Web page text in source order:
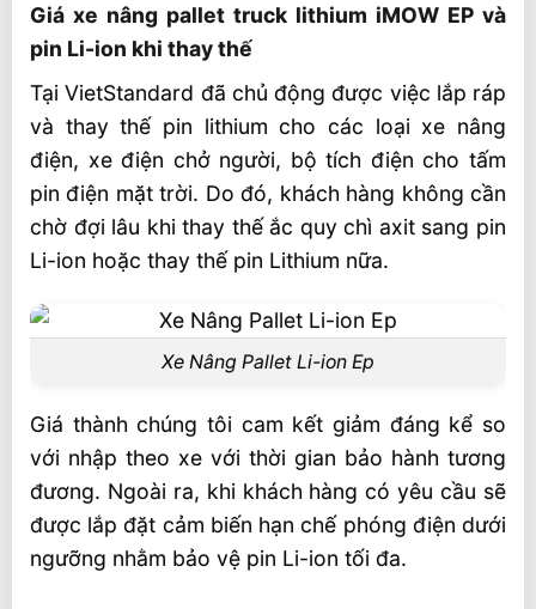
Giá xe nâng pallet truck lithium iMOW EP và
pin Li-ion khi thay thế
Tại VietStandard đã chủ động được việc lắp ráp
và thay thế pin lithium cho các loại xe nâng
điện, xe điện chở người, bộ tích điện cho tấm
pin điện mặt trời. Do đó, khách hàng không cần
chờ đợi lâu khi thay thế ắc quy chì axit sang pin
Li-ion hoặc thay thế pin Lithium nữa.
Xe Nâng Pallet Li-ion Ep
Giá thành chúng tôi cam kết giảm đáng kể so
với nhập theo xe với thời gian bảo hành tương
đương. Ngoài ra, khi khách hàng có yêu cầu sẽ
được lắp đặt cảm biến hạn chế phóng điện dưới
ngưỡng nhằm bảo vệ pin Li-ion tối đa.